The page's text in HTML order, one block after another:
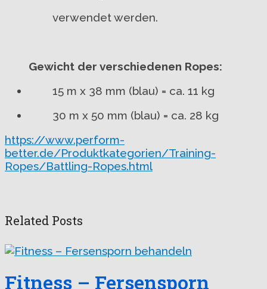
verwendet werden.
Gewicht der verschiedenen Ropes:
15 m x 38 mm (blau) = ca. 11 kg
30 m x 50 mm (blau) = ca. 28 kg
https://www.perform-
better.de/Produktkategorien/Training-
Ropes/Battling-Ropes.html
Related Posts
Fitness – Fersensporn